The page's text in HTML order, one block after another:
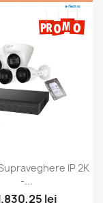
rapida
IP 2K
-...
lei